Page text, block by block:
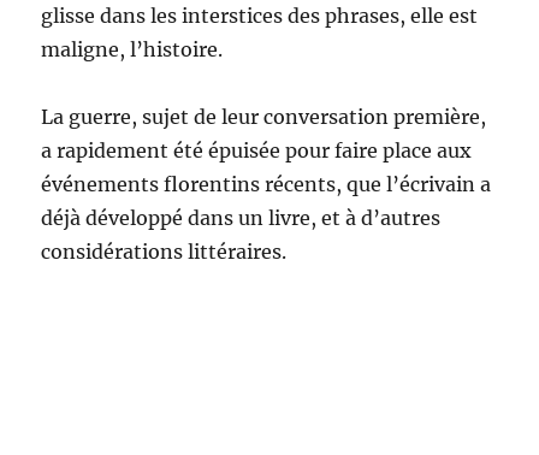
glisse dans les interstices des phrases, elle est
maligne, l’histoire.
La guerre, sujet de leur conversation première,
a rapidement été épuisée pour faire place aux
événements florentins récents, que l’écrivain a
déjà développé dans un livre, et à d’autres
considérations littéraires.